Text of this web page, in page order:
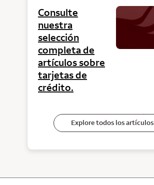
Consulte
nuestra
selección
completa de
artículos sobre
tarjetas de
crédito.
Explore todos los artículos